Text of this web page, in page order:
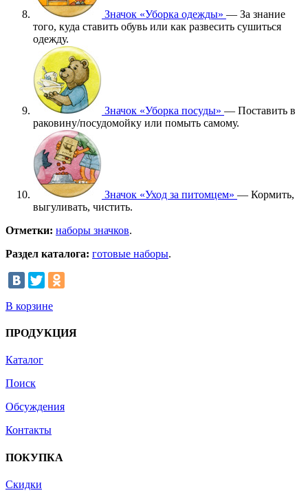
Значок «Уборка одежды» — За знание
того, куда ставить обувь или как развесить сушиться
одежду.
Значок «Уборка посуды» — Поставить в
раковину/посудомойку или помыть самому.
Значок «Уход за питомцем» — Кормить,
выгуливать, чистить.
Отметки: наборы значков.
Раздел каталога: готовые наборы.
В корзине
ПРОДУКЦИЯ
Каталог
Поиск
Обсуждения
Контакты
ПОКУПКА
Скидки